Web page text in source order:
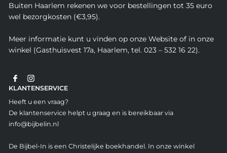
Buiten Haarlem rekenen we voor bestellingen tot 35 euro
wel bezorgkosten (€3,95).
Meer informatie kunt u vinden op onze Website of in onze
winkel (Gasthuisvest 17a, Haarlem, tel. 023 – 532 16 22).
KLANTENSERVICE
Heeft u een vraag?
De klantenservice helpt u graag en is bereikbaar via
info@bijbelin.nl
De Bijbel-In is een Christelijke boekhandel. In onze winkel